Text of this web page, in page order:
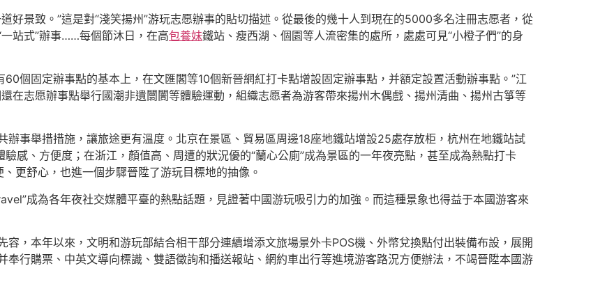
好景致。”這是對“淺笑揚州”游玩志愿辦事的貼切描述。從最後的幾十人到現在的5000多名注冊志愿者，從
站式”辦事……每個節沐日，在高包養妹鐵站、瘦西湖、個園等人流密集的處所，處處可見“小橙子們”的身
60個固定辦事點的基本上，在文匯閣等10個新晉網紅打卡點增設固定辦事點，并額定設置活動辦事點。”江
在志愿辦事點舉行國潮非遺闤闠等體驗運動，組織志愿者為游客帶來揚州木偶戲、揚州清曲、揚州古箏等
辦事舉措措施，讓旅途更有溫度。北京在景區、貿易區周邊18座地鐵站增設25處存放柜，杭州在地鐵站試
感、方便度；在浙江，顏值高、周遭的狀況優的“蘭心公廁”成為景區的一年夜亮點，甚至成為熱點打卡
更舒心，也進一個步驟晉陞了游玩目標地的抽像。
成為各年夜社交媒體平臺的熱點話題，見證著中國游玩吸引力的加強。而這種景象也得益于本國游客來
，本年以來，文明和游玩部結合相干部分連續增添文旅場景外卡POS機、外幣兌換點付出裝備布設，展開
奉行購票、中英文導向標識、雙語徵詢和播送報站、網約車出行等進境游客路況方便辦法，不竭晉陞本國游